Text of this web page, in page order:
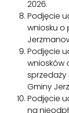
2026.
Podjęcie
wniosku o
Podjęcie
wniosków
Gminy
Podjęcie
na